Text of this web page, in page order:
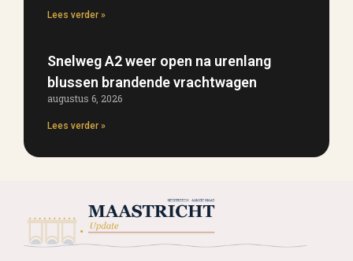
Lees verder »
Snelweg A2 weer open na urenlang
blussen brandende vrachtwagen
augustus 6, 2026
Lees verder »